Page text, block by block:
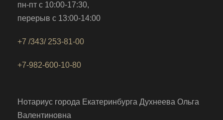
пн-пт c 10:00-17:30,
перерыв c 13:00-14:00
+7 /343/ 253-81-00
+7-982-600-10-80
Нотариус города Екатеринбурга Духнеева Ольга
Валентиновна